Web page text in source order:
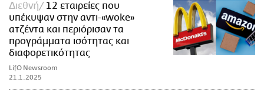
Διεθνή
12 εταιρείες που
υπέκυψαν στην αντι-«woke»
ατζέντα και περιόρισαν τα
προγράμματα ισότητας και
διαφορετικότητας
LifO Newsroom
21.1.2025